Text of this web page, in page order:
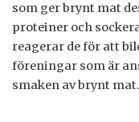
som ger brynt mat
proteiner och
reagerar de för att
föreningar som är
smaken av brynt mat.